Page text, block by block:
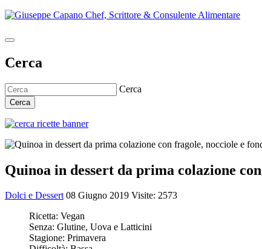
Cerca
Cerca
Cerca
Quinoa in dessert da prima colazione
Dolci e Dessert 08 Giugno 2019 Visite: 2573
Ricetta: Vegan
Senza: Glutine, Uova e Latticini
Stagione: Primavera